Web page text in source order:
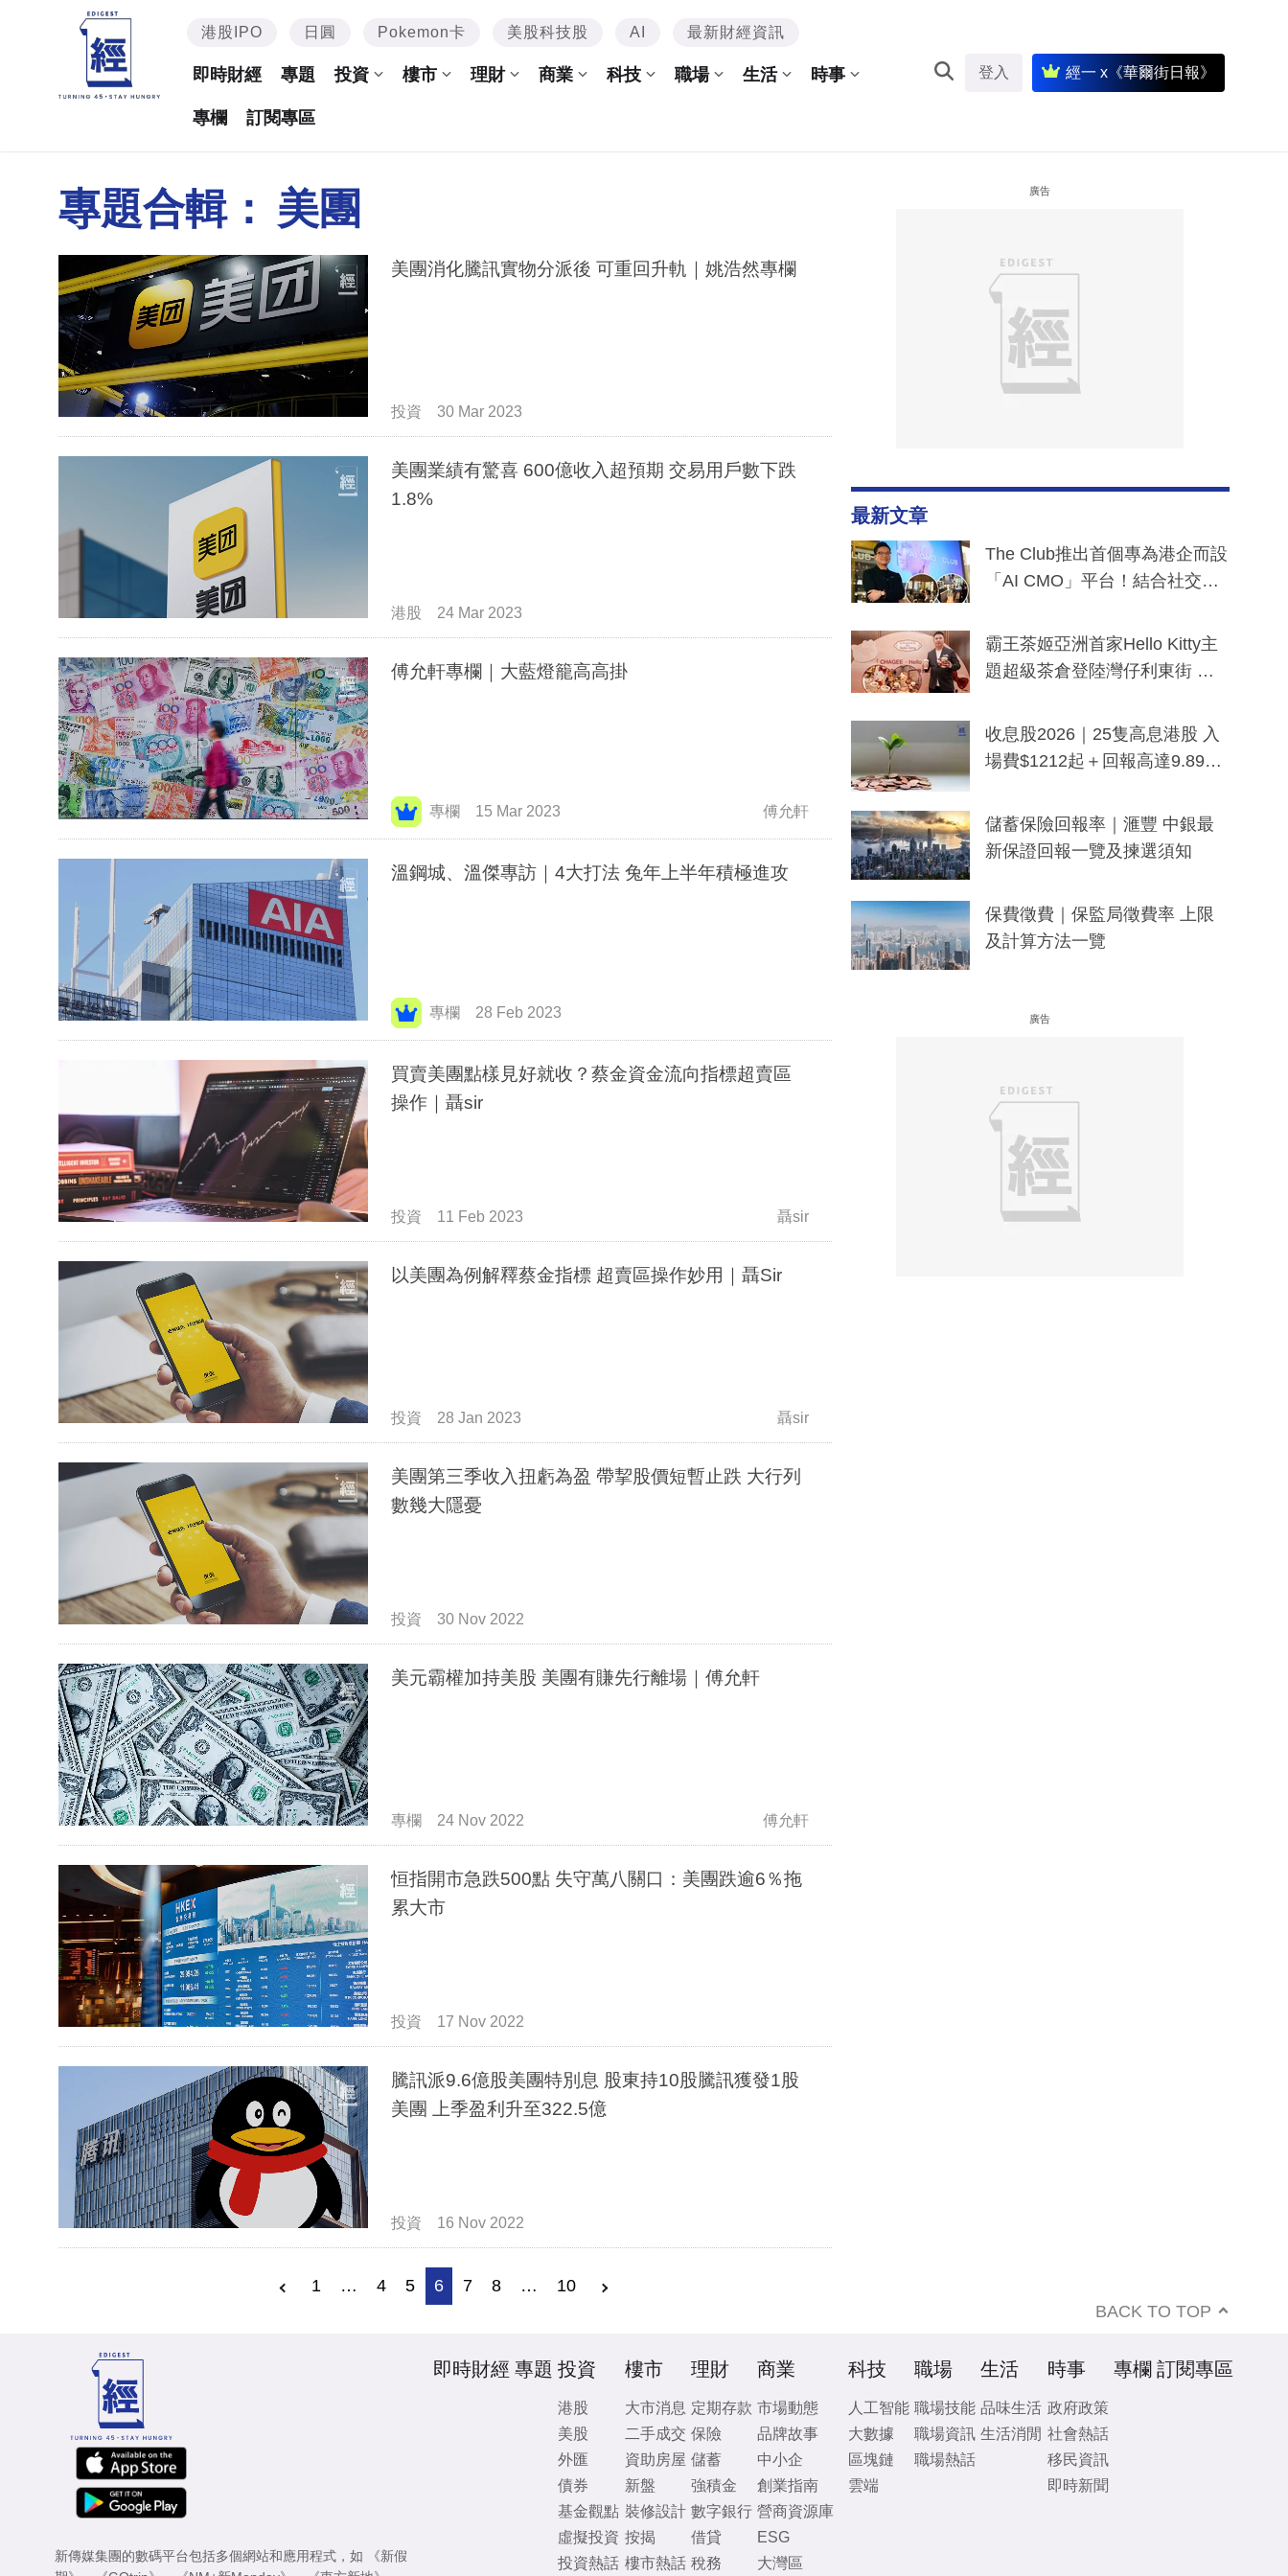
港股IPO 日圓 Pokemon卡 美股科技股 AI 最新財經資訊
即時財經 專題 投資 樓市 理財 商業 科技 職場 生活 時事
專欄 訂閱專區
登入 經一 x《華爾街日報》
專題合輯： 美團
美團消化騰訊實物分派後 可重回升軌｜姚浩然專欄
投資 30 Mar 2023
美團業績有驚喜 600億收入超預期 交易用戶數下跌
1.8%
港股 24 Mar 2023
傅允軒專欄｜大藍燈籠高高掛
專欄 15 Mar 2023 傅允軒
溫鋼城、溫傑專訪｜4大打法 兔年上半年積極進攻
專欄 28 Feb 2023
買賣美團點樣見好就收？蔡金資金流向指標超賣區
操作｜聶sir
投資 11 Feb 2023 聶sir
以美團為例解釋蔡金指標 超賣區操作妙用｜聶Sir
投資 28 Jan 2023 聶sir
美團第三季收入扭虧為盈 帶挈股價短暫止跌 大行列
數幾大隱憂
投資 30 Nov 2022
美元霸權加持美股 美團有賺先行離場｜傅允軒
專欄 24 Nov 2022 傅允軒
恒指開市急跌500點 失守萬八關口：美團跌逾6％拖
累大市
投資 17 Nov 2022
騰訊派9.6億股美團特別息 股東持10股騰訊獲發1股
美團 上季盈利升至322.5億
投資 16 Nov 2022
1 … 4 5 6 7 8 … 10
廣告
最新文章
The Club推出首個專為港企而設
「AI CMO」平台！結合社交聆
分鐘生成「貼地」宣傳短片
霸王茶姬亞洲首家Hello Kitty主
題超級茶倉登陸灣仔利東街 推
y及香港限定特調系列
收息股2026｜25隻高息港股 入
場費$1212起＋回報高達9.89
儲蓄保險回報率｜滙豐 中銀最
新保證回報一覽及揀選須知
保費徵費｜保監局徵費率 上限
及計算方法一覽
廣告
BACK TO TOP
新傳媒集團的數碼平台包括多個網站和應用程式，如
《新假
即時財經 專題 投資
港股
美股
外匯
債券
基金觀點
虛擬投資
投資熱話
樓市
大市消息
二手成交
資助房屋
新盤
裝修設計
按揭
樓市熱話
理財
定期存款
保險
儲蓄
強積金
數字銀行
借貸
稅務
商業
市場動態
品牌故事
中小企
創業指南
營商資源庫
ESG
大灣區
科技
人工智能
大數據
區塊鏈
雲端
職場
職場技能
職場資訊
職場熱話
生活
品味生活
生活消閒
時事
政府政策
社會熱話
移民資訊
即時新聞
專欄 訂閱專區